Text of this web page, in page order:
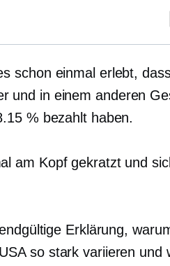
schon einmal erlebt,
und in einem anderen
% bezahlt haben.
am Kopf gekratzt und
Erklärung,
so stark variieren und